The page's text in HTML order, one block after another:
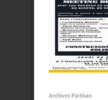
Archives Partisan